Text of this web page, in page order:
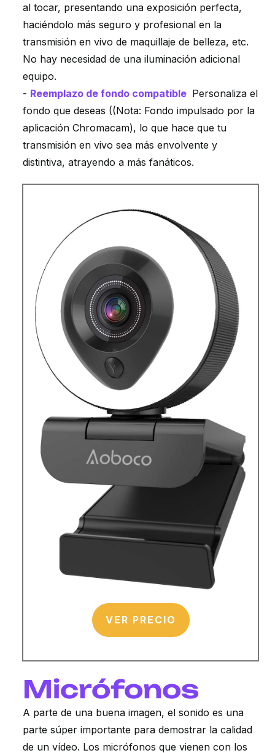
al tocar, presentando una exposición perfecta,
haciéndolo más seguro y profesional en la
transmisión en vivo de maquillaje de belleza, etc.
No hay necesidad de una iluminación adicional
equipo.
- Reemplazo de fondo compatible Personaliza el
fondo que deseas ((Nota: Fondo impulsado por la
aplicación Chromacam), lo que hace que tu
transmisión en vivo sea más envolvente y
distintiva, atrayendo a más fanáticos.
VER PRECIO
Micrófonos
A parte de una buena imagen, el sonido es una
parte súper importante para demostrar la calidad
de un vídeo. Los micrófonos que vienen con los